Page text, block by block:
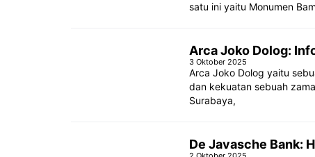
satu ini yaitu Monumen
Arca Joko Dolog:
3 Oktober 2025
Arca Joko Dolog yaitu
dan kekuatan sebuah
Surabaya,
De Javasche Bank: